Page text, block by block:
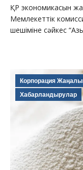
ҚР экономикасын
Мемлекеттік
шешіміне сәйкес
Корпорация
Хабарландырулар